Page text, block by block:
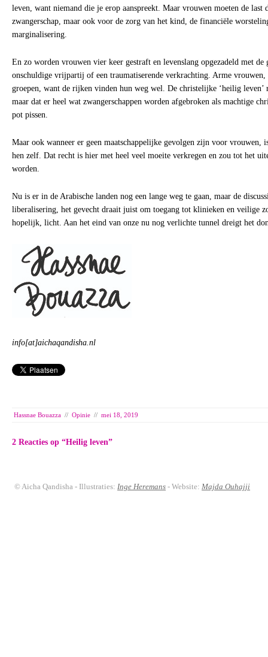
leven, want niemand die je erop aanspreekt. Maar vrouwen moeten de last
zwangerschap, maar ook voor de zorg van het kind, de financiële
marginalisering.
En zo worden vrouwen vier keer gestraft en levenslang opgezadeld met de
onschuldige vrijpartij of een traumatiserende verkrachting. Arme vrouwen,
groepen, want de rijken vinden hun weg wel. De christelijke ‘heilig leven’
maar dat er heel wat zwangerschappen worden afgebroken als machtige
pot pissen.
Maar ook wanneer er geen maatschappelijke gevolgen zijn voor vrouwen,
hen zelf. Dat recht is hier met heel veel moeite verkregen en zou tot het
worden.
Nu is er in de Arabische landen nog een lange weg te gaan, maar de
liberalisering, het gevecht draait juist om toegang tot klinieken en veilige
hopelijk, licht. Aan het eind van onze nu nog verlichte tunnel dreigt het
info[at]aichaqandisha.nl
Hassnae Bouazza // Opinie // mei 18, 2019
2 Reacties op “Heilig leven”
© Aicha Qandisha - Illustraties: Inge Heremans - Website: Majda Ouhajji